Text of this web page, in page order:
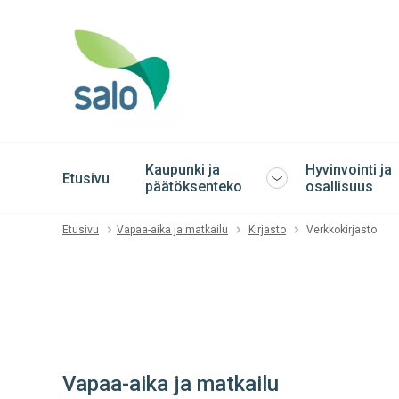
Etusivu
Kaupunki ja
päätöksenteko
Avaa
sulje
Hyvinvointi ja
osallisuus
Etusivu Vapaa-aika ja matkailu Kirjasto Verkkokirjasto
Vapaa-aika ja matkailu